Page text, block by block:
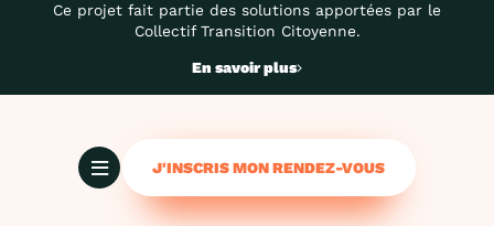
Ce projet fait partie des solutions apportées par le
Collectif Transition Citoyenne.
En savoir plus
J'INSCRIS MON RENDEZ-VOUS